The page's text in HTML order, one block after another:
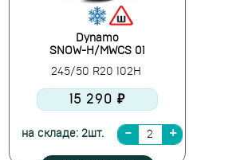
Dynamo
SNOW-H/MWCS 01
245/50 R20 102H
15 290 ₽
на складе: 2шт.